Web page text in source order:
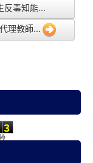
反毒知能...
理教師...
2
3